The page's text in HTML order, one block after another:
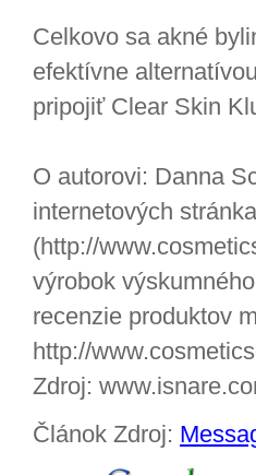
Celkovo sa akné
efektívne
pripojiť Clear Skin
O autorovi: Danna
internetových
(http://
výrobok
recenzie produktov
http://
Zdroj:
Článok Zdroj: